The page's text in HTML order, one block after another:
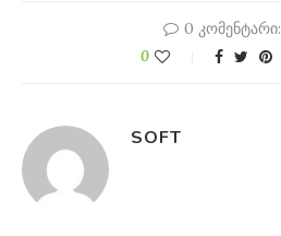
0 კომენტარი:
0
SOFT